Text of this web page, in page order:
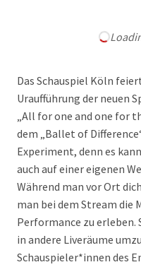
Das Schauspiel Köln
Uraufführung der neuen
„All for one and one for
dem „Ballet of
Experiment, denn es
auch auf einer eigenen
Während man vor Ort
man bei dem Stream die
Performance zu
in andere Liveräume
Schauspieler*innen des